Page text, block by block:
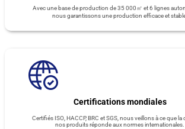
Avec une base de production de 35 000㎡ et 6 lignes
nous garantissons une production efficace et
Certifications mondiales
Certifiés ISO, HACCP, BRC et SGS, nous veillons à ce que la
nos produits réponde aux normes internationales.